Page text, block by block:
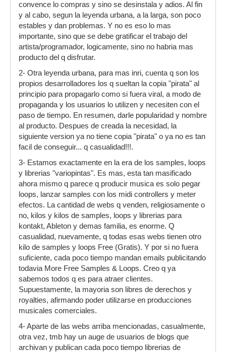
convence lo compras y sino se desinstala y adios. Al fin
y al cabo, segun la leyenda urbana, a la larga, son poco
estables y dan problemas. Y no es eso lo mas
importante, sino que se debe gratificar el trabajo del
artista/programador, logicamente, sino no habria mas
producto del q disfrutar.
2- Otra leyenda urbana, para mas inri, cuenta q son los
propios desarrolladores los q sueltan la copia "pirata" al
principio para propagarlo como si fuera viral, a modo de
propaganda y los usuarios lo utilizen y necesiten con el
paso de tiempo. En resumen, darle popularidad y nombre
al producto. Despues de creada la necesidad, la
siguiente version ya no tiene copia "pirata" o ya no es tan
facil de conseguir... q casualidad!!!.
3- Estamos exactamente en la era de los samples, loops
y librerias "variopintas". Es mas, esta tan masificado
ahora mismo q parece q producir musica es solo pegar
loops, lanzar samples con los midi controllers y meter
efectos. La cantidad de webs q venden, religiosamente o
no, kilos y kilos de samples, loops y librerias para
kontakt, Ableton y demas familia, es enorme. Q
casualidad, nuevamente, q todas esas webs tienen otro
kilo de samples y loops Free (Gratis). Y por si no fuera
suficiente, cada poco tiempo mandan emails publicitando
todavia More Free Samples & Loops. Creo q ya
sabemos todos q es para atraer clientes.
Supuestamente, la mayoria son libres de derechos y
royalties, afirmando poder utilizarse en producciones
musicales comerciales.
4- Aparte de las webs arriba mencionadas, casualmente,
otra vez, tmb hay un auge de usuarios de blogs que
archivan y publican cada poco tiempo librerias de